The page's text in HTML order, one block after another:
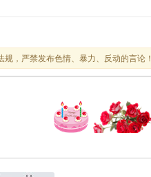
，严禁发布色情、暴力、反动的言论！